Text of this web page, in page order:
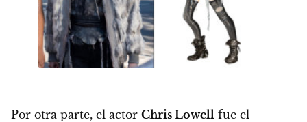
Por otra parte, el actor Chris Lowell fue el